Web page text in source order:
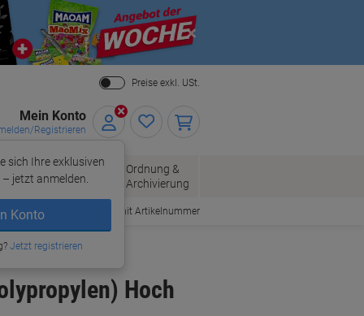
Close
Preise exkl. USt.
Mein Konto
Registrieren
sich Ihre exklusiven
jetzt anmelden.
Konto
Jetzt registrieren
Bürobedarf
Ordnung &
Archivierung
Bestellen mit Artikelnummer
Hoch